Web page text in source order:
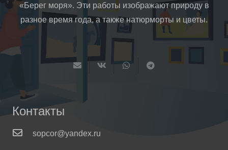
«Берег моря». Эти работы изображают природу в
разное время года, а также натюрморты и цветы.
Контакты
sopcor@yandex.ru